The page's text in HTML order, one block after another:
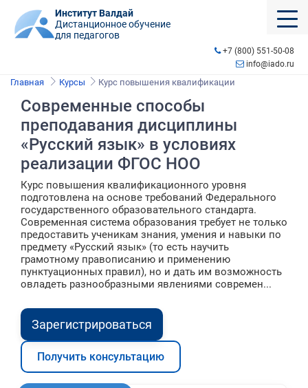
Институт Валдай
Дистанционное обучение
для педагогов
+7 (800) 551-50-08
info@iado.ru
Главная Курсы Курс повышения квалификации
Современные способы
преподавания дисциплины
«Русский язык» в условиях
реализации ФГОС НОО
Курс повышения квалификационного уровня
подготовлена на основе требований Федерального
государственного образовательного стандарта.
Современная система образования требует не только
предоставить ученикам знания, умения и навыки по
предмету «Русский язык» (то есть научить
грамотному правописанию и применению
пунктуационных правил), но и дать им возможность
овладеть разнообразными явлениями современ...
Зарегистрироваться
Получить консультацию